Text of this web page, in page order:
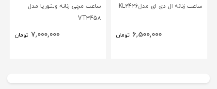
ساعت زنانه ال دی ای مدلKL2426
6,500,000 تومان
ساعت مچی زنانه ویتوریا مدل
VT3458
7,000,000 تومان